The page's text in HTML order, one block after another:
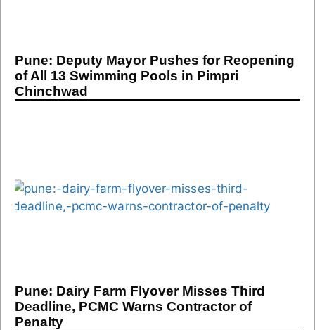
Pune: Deputy Mayor Pushes for Reopening
of All 13 Swimming Pools in Pimpri
Chinchwad
Pune: Dairy Farm Flyover Misses Third
Deadline, PCMC Warns Contractor of
Penalty